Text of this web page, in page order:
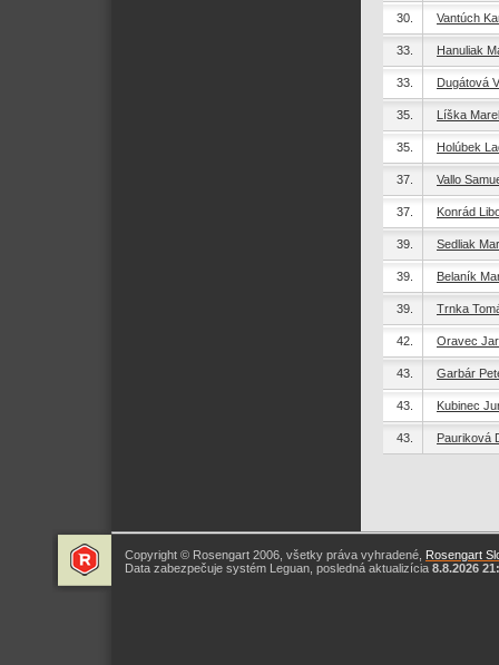
30. Vantúch
33. Hanuliak
33. Dugátová
35. Líška
35. Holúbek
37. Vallo
37. Konrád
39. Sedliak
39. Belaník
39. Trnka
42. Oravec
43. Garbár
43. Kubinec
43. Pauriková
Copyright © Rosengart 2006, všetky práva vyhradené, Rosengart
Data zabezpečuje systém Leguan, posledná aktualizícia 8.8.2026